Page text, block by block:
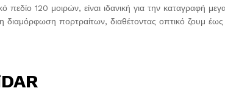
πεδίο 120 μοιρών, είναι ιδανική για την καταγραφή
διαμόρφωση πορτραίτων, διαθέτοντας οπτικό ζουμ